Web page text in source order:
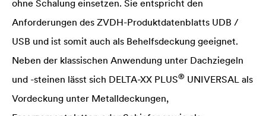
ohne Schalung einsetzen. Sie entspricht den
Anforderungen des ZVDH-Produktdatenblatts UDB /
USB und ist somit auch als Behelfsdeckung geeignet.
Neben der klassischen Anwendung unter Dachziegeln
und -steinen lässt sich DELTA-XX PLUS® UNIVERSAL als
Vordeckung unter Metalldeckungen,